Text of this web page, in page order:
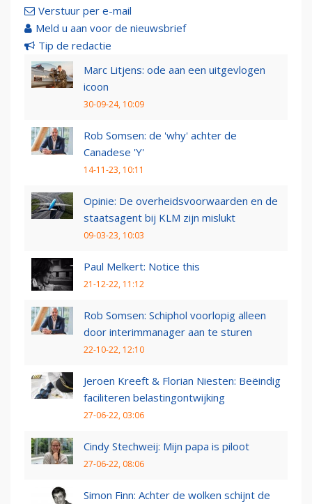
Verstuur per e-mail
Meld u aan voor de nieuwsbrief
Tip de redactie
Marc Litjens: ode aan een uitgevlogen
icoon
30-09-24, 10:09
Rob Somsen: de 'why' achter de
Canadese 'Y'
14-11-23, 10:11
Opinie: De overheidsvoorwaarden en de
staatsagent bij KLM zijn mislukt
09-03-23, 10:03
Paul Melkert: Notice this
21-12-22, 11:12
Rob Somsen: Schiphol voorlopig alleen
door interimmanager aan te sturen
22-10-22, 12:10
Jeroen Kreeft & Florian Niesten: Beëindig
faciliteren belastingontwijking
27-06-22, 03:06
Cindy Stechweij: Mijn papa is piloot
27-06-22, 08:06
Simon Finn: Achter de wolken schijnt de